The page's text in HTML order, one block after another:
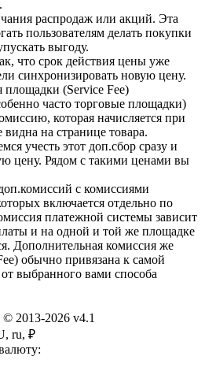
распродаж или акций. Эта
пользователям делать покупки
выгоду.
что срок действия цены уже
синхронизировать новую цену.
площадки (Service Fee)
часто торговые площадки)
которая начисляется при
на странице товара.
учесть этот доп.сбор сразу и
цену. Рядом с такими ценами вы
с комиссиями
включается отдельно по
платежной системы зависит
и на одной и той же площадке
Дополнительная комиссия же
обычно привязана к самой
выбранного вами способа
© 2013-2026 v4.1
ru, ₽